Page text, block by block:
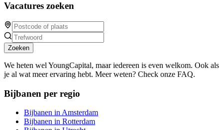
Vacatures zoeken
Zoeken
We heten wel YoungCapital, maar iedereen is even welkom. Ook als
je al wat meer ervaring hebt. Meer weten? Check onze FAQ.
Bijbanen per regio
Bijbanen in Amsterdam
Bijbanen in Rotterdam